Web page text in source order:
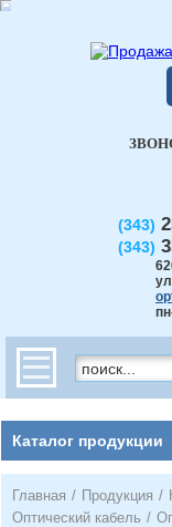
(343)
(343)
Каталог продукции
Главная / Продукция /
Оптический кабель /